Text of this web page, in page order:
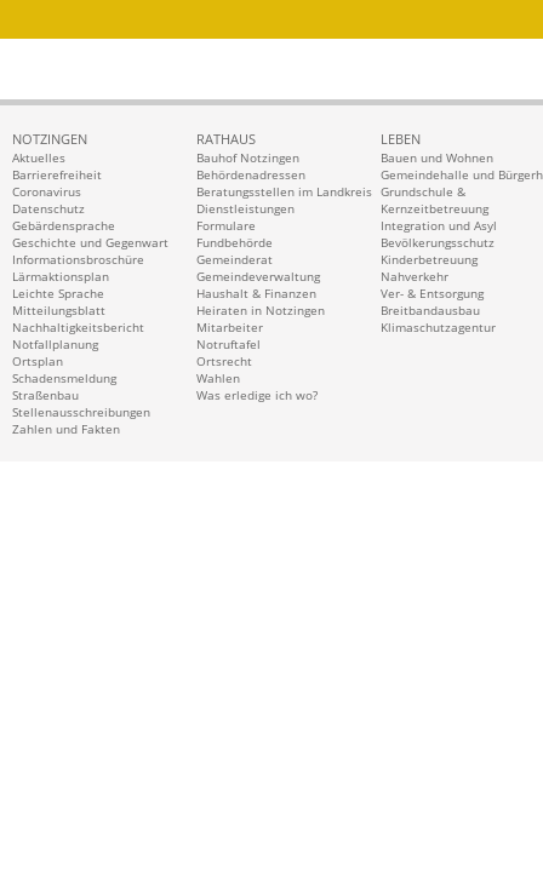
NOTZINGEN
Aktuelles
Barrierefreiheit
Coronavirus
Datenschutz
Gebärdensprache
Geschichte und Gegenwart
Informationsbroschüre
Lärmaktionsplan
Leichte Sprache
Mitteilungsblatt
Nachhaltigkeitsbericht
Notfallplanung
Ortsplan
Schadensmeldung
Straßenbau
Stellenausschreibungen
Zahlen und Fakten
RATHAUS
Bauhof Notzingen
Behördenadressen
Beratungsstellen im Landkreis
Dienstleistungen
Formulare
Fundbehörde
Gemeinderat
Gemeindeverwaltung
Haushalt & Finanzen
Heiraten in Notzingen
Mitarbeiter
Notruftafel
Ortsrecht
Wahlen
Was erledige ich wo?
LEBEN
Bauen und Wohnen
Gemeindehalle und
Grundschule &
Kernzeitbetreuung
Integration und Asyl
Bevölkerungsschutz
Kinderbetreuung
Nahverkehr
Ver- & Entsorgung
Breitbandausbau
Klimaschutzagentur